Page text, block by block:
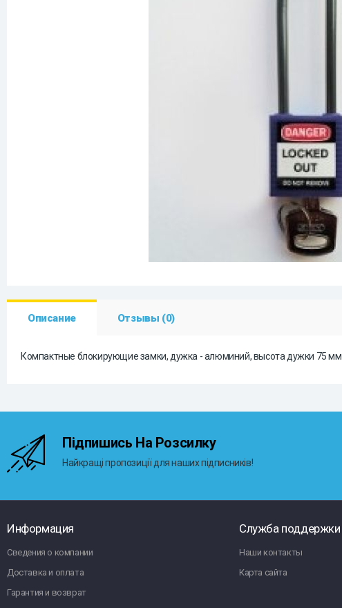
Описание Отзывы (0)
Компактные блокирующие замки, дужка - алюминий, высота дужки 75
Підпишись На Розсилку
Найкращі пропозиції для наших підписників!
Информация
Сведения о компании
Доставка и оплата
Гарантия и возврат
Служба поддержки
Наши контакты
Карта сайта